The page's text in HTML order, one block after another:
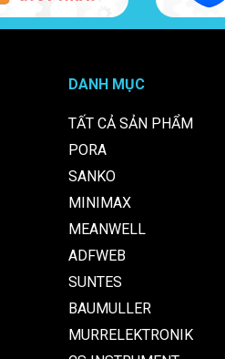
liên lạc.
hơn, không bị mất bước ở tốc độ cao).
DANH MỤC
TẤT CẢ SẢN PHẨM
PORA
SANKO
MINIMAX
MEANWELL
ADFWEB
SUNTES
BAUMULLER
MURRELEKTRONIK